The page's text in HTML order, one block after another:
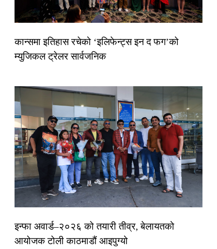
कान्समा इतिहास रचेको ‘इलिफेन्ट्स इन द फग’को
म्युजिकल ट्रेलर सार्वजनिक
इन्फा अवार्ड–२०२६ को तयारी तीव्र, बेलायतको
आयोजक टोली काठमाडौं आइपुग्यो